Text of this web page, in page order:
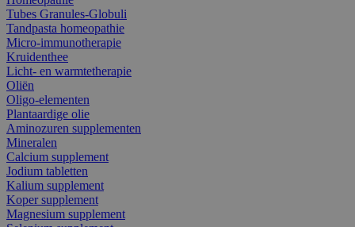
Tubes Granules-Globuli
Tandpasta homeopathie
Micro-immunotherapie
Kruidenthee
Licht- en warmtetherapie
Oliën
Oligo-elementen
Plantaardige olie
Aminozuren supplementen
Mineralen
Calcium supplement
Jodium tabletten
Kalium supplement
Koper supplement
Magnesium supplement